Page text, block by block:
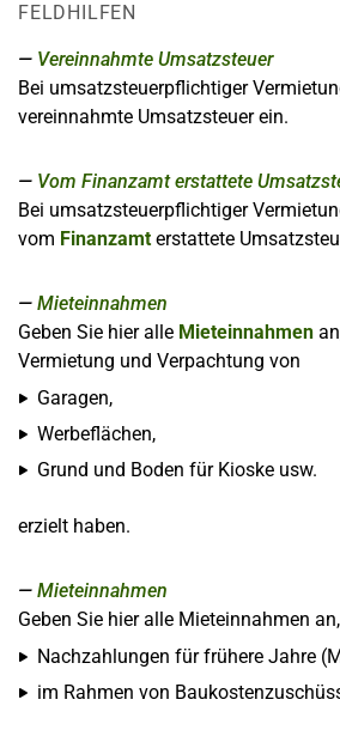
FELDHILFEN
Vereinnahmte Umsatzsteuer
Bei umsatzsteuerpflichtiger
vereinnahmte Umsatzsteuer ein.
Vom Finanzamt erstattete
Bei umsatzsteuerpflichtiger
vom Finanzamterstattete
Mieteinnahmen
Geben Sie hier alle Mieteinnahmen
Vermietung und Verpachtung von
Garagen,
Werbeflächen,
Grund und Boden für Kioske usw.
erzielt haben.
Mieteinnahmen
Geben Sie hier alle Mieteinnahmen
Nachzahlungen für frühere Jahre
im Rahmen von